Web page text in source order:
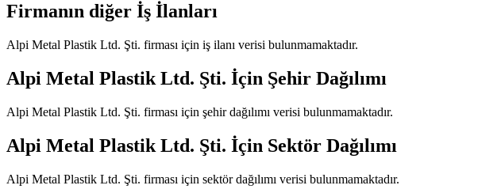
Firmanın diğer İş İlanları
Alpi Metal Plastik Ltd. Şti. firması için iş ilanı verisi bulunmamaktadır.
Alpi Metal Plastik Ltd. Şti. İçin Şehir Dağılımı
Alpi Metal Plastik Ltd. Şti. firması için şehir dağılımı verisi bulunmamaktadır.
Alpi Metal Plastik Ltd. Şti. İçin Sektör Dağılımı
Alpi Metal Plastik Ltd. Şti. firması için sektör dağılımı verisi bulunmamaktadır.